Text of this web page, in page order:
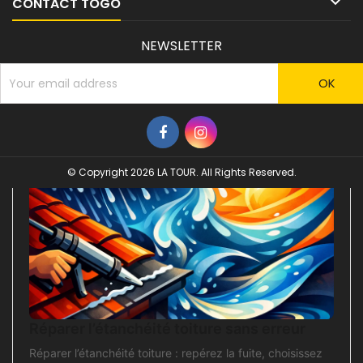
CONTACT TOGO
NEWSLETTER
© Copyright 2026 LA TOUR. All Rights Reserved.
Réparer l’étanchéité toiture : repérez la fuite, choisissez